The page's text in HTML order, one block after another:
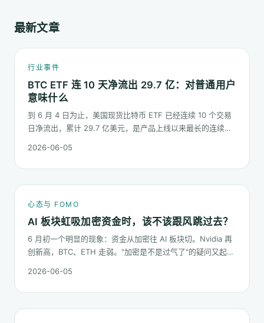
最新文章
行业事件
BTC ETF 连 10 天净流出 29.7 亿：对普通用户
意味什么
到 6 月 4 日为止，美国现货比特币 ETF 已经连续 10 个交易
日净流出，累计 29.7 亿美元，是产品上线以来最长的连续流
2026-06-05
心态与 FOMO
AI 板块虹吸加密资金时，该不该跟风跳过去？
6 月初一个明显的现象：资金从加密往 AI 板块切。Nvidia 再
创新高，BTC、ETH 走弱。"加密是不是过气了"的疑问又起来
2026-06-05